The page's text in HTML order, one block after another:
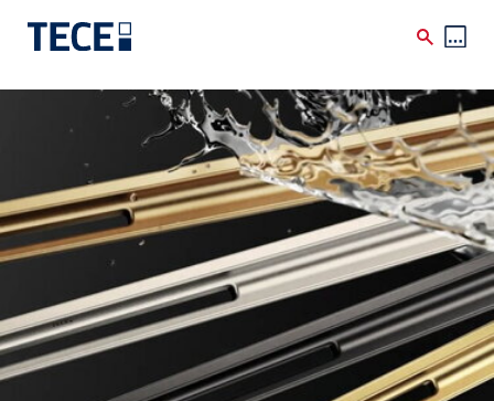
Direkt zum Inhalt